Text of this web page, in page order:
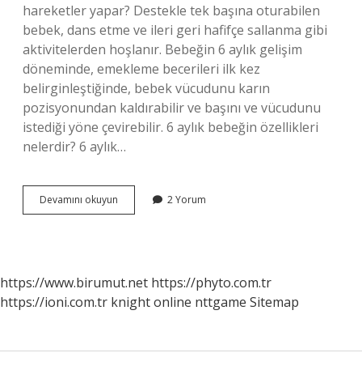
hareketler yapar? Destekle tek başına oturabilen
bebek, dans etme ve ileri geri hafifçe sallanma gibi
aktivitelerden hoşlanır. Bebeğin 6 aylık gelişim
döneminde, emekleme becerileri ilk kez
belirginleştiğinde, bebek vücudunu karın
pozisyonundan kaldırabilir ve başını ve vücudunu
istediği yöne çevirebilir. 6 aylık bebeğin özellikleri
nelerdir? 6 aylık…
Devamını okuyun
Ayını
2 Yorum
https://www.birumut.net https://phyto.com.tr
https://ioni.com.tr knight online nttgame Sitemap